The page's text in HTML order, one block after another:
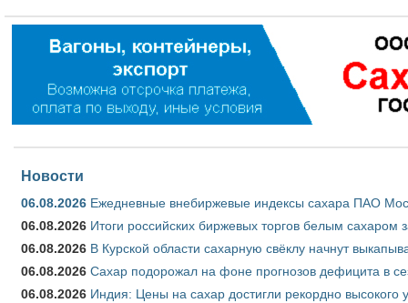
Новости
06.08.2026 Ежедневные внебиржевые индексы сахара ПАО
06.08.2026 Итоги российских биржевых торгов белым сахаром
06.08.2026 В Курской области сахарную свёклу начнут
06.08.2026 Сахар подорожал на фоне прогнозов дефицита в
06.08.2026 Индия: Цены на сахар достигли рекордно высокого